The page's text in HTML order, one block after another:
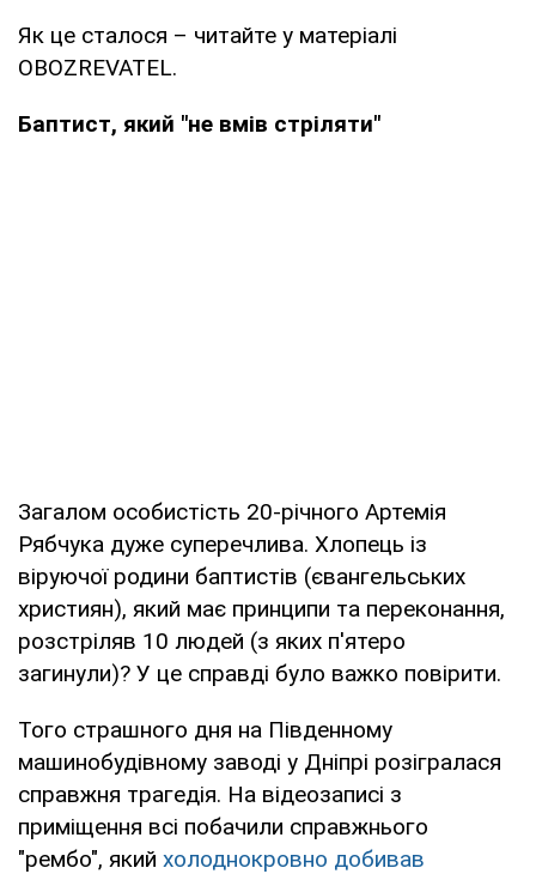
Як це сталося – читайте у матеріалі
OBOZREVATEL.
Баптист, який "не вмів стріляти"
Загалом особистість 20-річного Артемія
Рябчука дуже суперечлива. Хлопець із
віруючої родини баптистів (євангельських
християн), який має принципи та переконання,
розстріляв 10 людей (з яких п'ятеро
загинули)? У це справді було важко повірити.
Того страшного дня на Південному
машинобудівному заводі у Дніпрі розігралася
справжня трагедія. На відеозаписі з
приміщення всі побачили справжнього
"рембо", який холоднокровно добивав